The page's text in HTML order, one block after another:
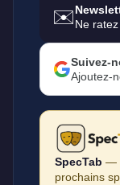
✉️Ne
Suivez-
Ajoutez-
SpecTab —
prochains